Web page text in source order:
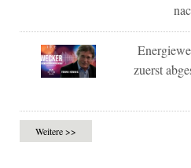
zuerst
Weitere >>